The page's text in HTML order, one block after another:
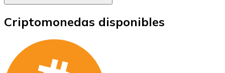
Criptomonedas disponibles